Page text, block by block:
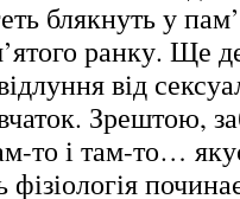
блякнуть у
ранку. Ще
від
Зрештою,
то і там-то…